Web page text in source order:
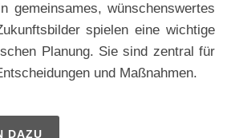
gemeinsames, wünschenswertes
spielen eine wichtige
Planung. Sie sind zentral für
und Maßnahmen.
DAZU